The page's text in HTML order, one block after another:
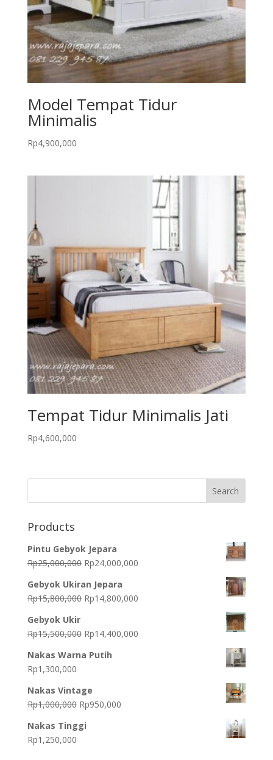
Model Tempat Tidur
Minimalis
Rp4,900,000
Tempat Tidur Minimalis Jati
Rp4,600,000
Products
Pintu Gebyok Jepara
Rp25,000,000 Original
was:
Rp25,000,000.
Rp24,000,000Current
Rp24,000,000.
Gebyok Ukiran Jepara
Rp15,800,000 Original
Rp15,800,000.
Rp14,800,000Current
Rp14,800,000.
Gebyok Ukir
Rp15,500,000 Original
was:
Rp14,400,000Current
Nakas Warna Putih
Rp1,300,000
Nakas Vintage
Rp1,000,000 Original
was:
Rp950,000Current
Nakas Tinggi
Rp1,250,000